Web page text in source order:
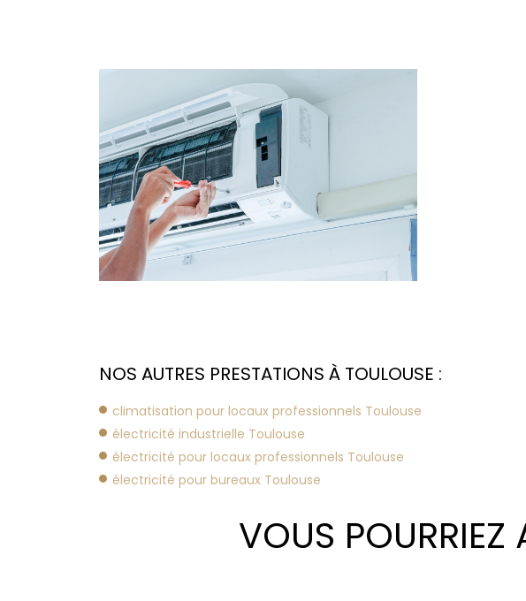
NOS AUTRES PRESTATIONS À TOULOUSE :
climatisation pour locaux professionnels Toulouse
électricité industrielle Toulouse
électricité pour locaux professionnels Toulouse
électricité pour bureaux Toulouse
VOUS POURRIEZ